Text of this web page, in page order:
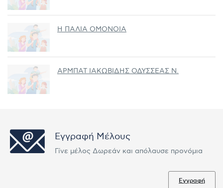
Η ΠΑΛΙΑ ΟΜΟΝΟΙΑ
ΑΡΜΠΑΤ ΙΑΚΩΒΙΔΗΣ ΟΔΥΣΣΕΑΣ Ν.
Εγγραφή Μέλους
Γίνε μέλος Δωρεάν και απόλαυσε προνόμια
Εγγραφή